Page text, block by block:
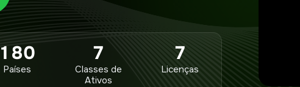
180
Países
7
Classes de
Ativos
7
Licenças